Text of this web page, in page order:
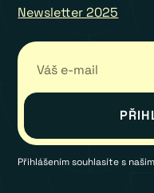
Newsletter 2025
Přihlášením souhlasíte s